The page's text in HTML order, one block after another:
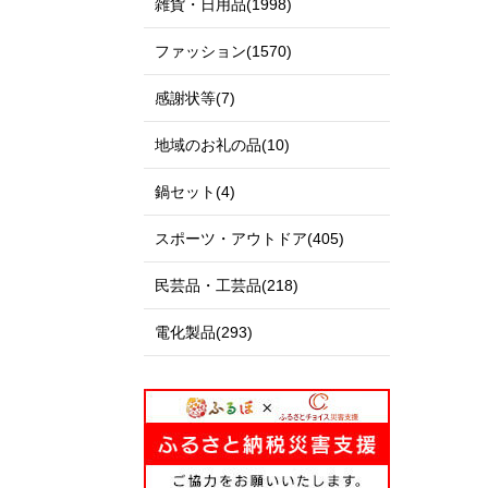
雑貨・日用品(1998)
ファッション(1570)
感謝状等(7)
地域のお礼の品(10)
鍋セット(4)
スポーツ・アウトドア(405)
民芸品・工芸品(218)
電化製品(293)